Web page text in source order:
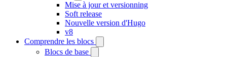
Mise à jour et versionning
Soft release
Nouvelle version d'Hugo
v8
Comprendre les blocs
Blocs de base